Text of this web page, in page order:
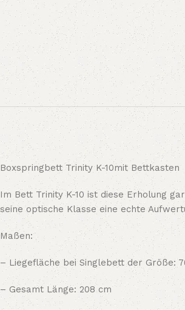
Boxspringbett Trinity K-10mit Bettkasten
Im Bett Trinity K-10 ist diese Erholung
seine optische Klasse eine echte
Maßen:
– Liegefläche bei Singlebett der Größe:
– Gesamt Länge: 208 cm